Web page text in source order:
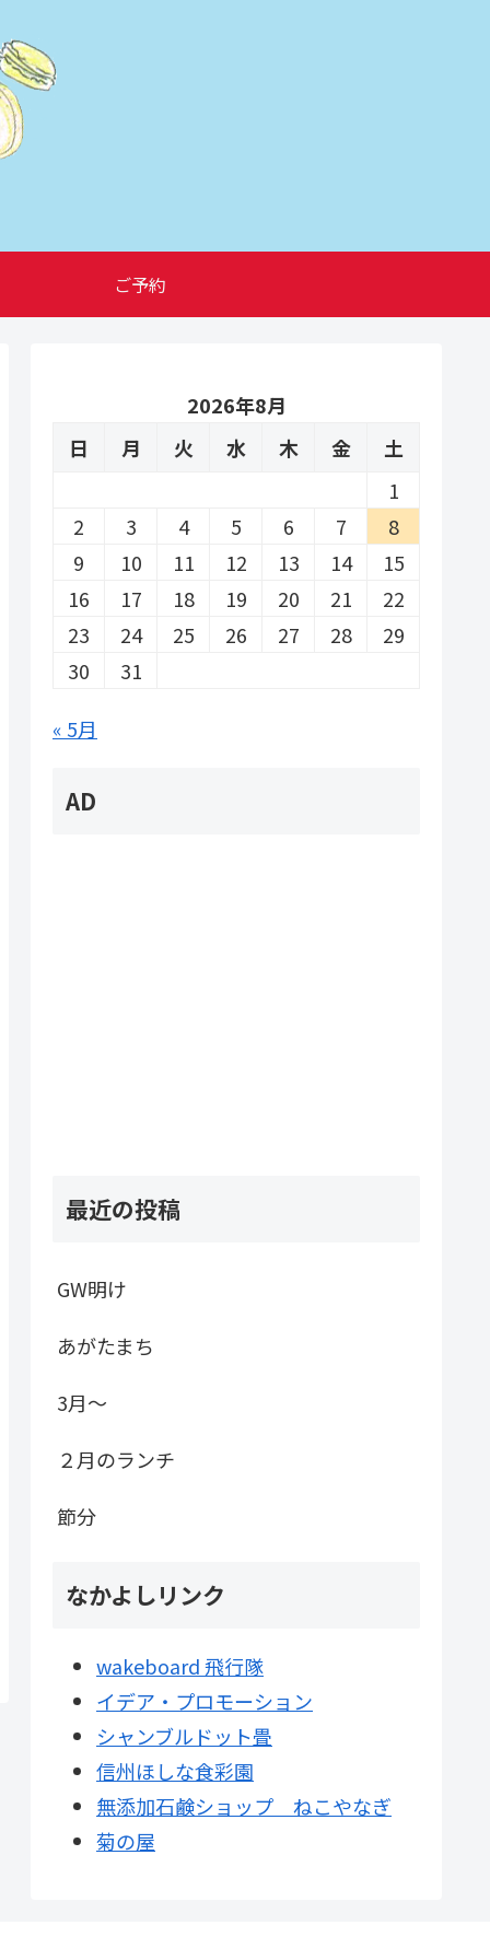
ご予約
2026年8月
日
月 火 水 木 金
土
1
2
3 4 5 6 7
8
9
10 11 12 13 14
15
16
17 18 19 20 21
22
23
24 25 26 27 28
29
30
31
« 5月
AD
最近の投稿
GW明け
あがたまち
3月～
２月のランチ
節分
なかよしリンク
wakeboard 飛行隊
イデア・プロモーション
シャンブルドット畳
信州ほしな食彩園
無添加石鹸ショップ ねこやなぎ
菊の屋